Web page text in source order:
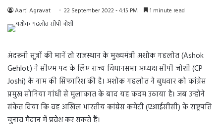
Aarti Agravat 22 September 2022 - 4:15 PM 1 minute read
अंदरूनी सूत्रों की मानें तो राजस्थान के मुख्यमंत्री अशोक गहलोत (Ashok
Gehlot) ने सीएम पद के लिए राज्य विधानसभा अध्यक्ष सीपी जोशी (CP
Joshi) के नाम की सिफारिश की है। अशोक गहलोत ने बुधवार को कांग्रेस
प्रमुख सोनिया गांधी से मुलाकात के बाद यह कदम उठाया है। जब उन्होंने
संकेत दिया कि वह अखिल भारतीय कांग्रेस कमेटी (एआईसीसी) के राष्ट्रपति
चुनाव मैदान में प्रवेश कर सकते हैं।